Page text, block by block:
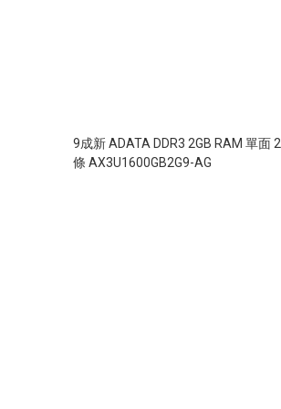
9成新 ADATA DDR3 2GB RAM 單面 2
條 AX3U1600GB2G9-AG